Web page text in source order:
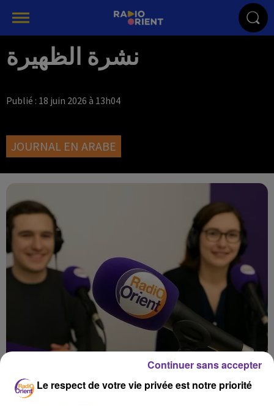
نشرة الظهيرة
Publié : 18 juin 2026 à 13h04
JOURNAL EN ARABE
Le respect de votre vie privée est notre priorité
Continuer sans accepter